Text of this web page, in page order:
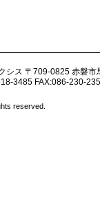
シス 〒709-0825 赤磐市
3485 FAX:086-230-
reserved.